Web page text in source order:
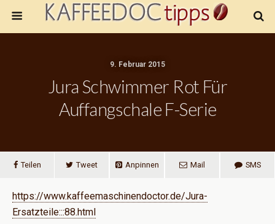
9. Februar 2015
Jura Schwimmer Rot Für
Auffangschale F-Serie
Teilen Tweet Anpinnen Mail SMS
https://www.kaffeemaschinendoctor.de/Jura-
Ersatzteile:::88.html